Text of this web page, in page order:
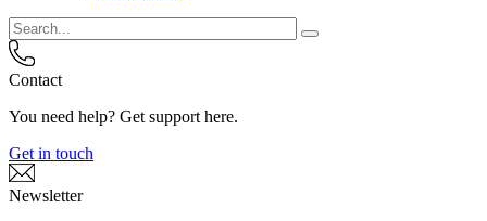
Contact
You need help? Get support here.
Get in touch
Newsletter